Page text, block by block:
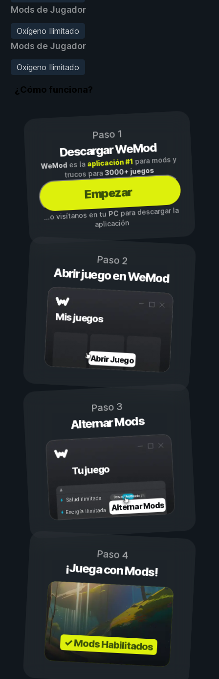
Mods de Jugador
Oxígeno Ilimitado
Mods de Jugador
Oxígeno Ilimitado
¿Cómo funciona?
Paso 1
Descargar WeMod
WeMod es la aplicación #1para mods y
trucos para3000+ juegos
Empezar
...o visítanos en tuPCpara descargar la
aplicación
Paso 2
Abrir juego en WeMod
Mis juegos
Abrir Juego
Paso 3
Alternar Mods
Tu juego
Activado
Desactivado
Salud ilimitada
Energía ilimitada Alternar Mods
Paso 4
¡Juega con Mods!
✓ Mods Habilitados